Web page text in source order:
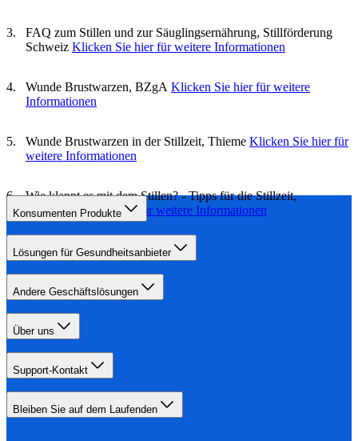
FAQ zum Stillen und zur Säuglingsernährung, Stillförderung
Schweiz Klicken Sie hier für weitere Informationen
Wunde Brustwarzen, BZgA Klicken Sie hier für weitere
Informationen
Wunde Brustwarzen in der Stillzeit, Thieme Klicken Sie hier für
weitere Informationen
Wie klappt es mit dem Stillen? - Tipps für die Stillzeit,
BLE Klicken Sie hier für weitere Informationen
Konsumenten Produkte
Lösungen für Gesundheitsanbieter
Andere Geschäftslösungen
Über uns
Support-Kontakt
Bleiben Sie auf dem Laufenden